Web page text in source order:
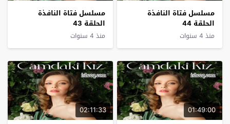
مسلسل فتاة النافذة
الحلقة 44
منذ 4 سنوات
مسلسل فتاة النافذة
الحلقة 43
منذ 4 سنوات
01:49:00
02:11:33